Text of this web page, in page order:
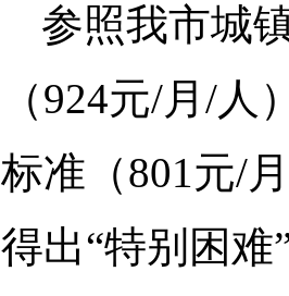
参照我市城
（924元/月/
标准（801元/
得出“特别困难